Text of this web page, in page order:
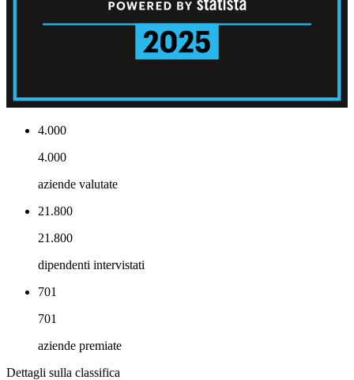
4.000
4.000
aziende valutate
21.800
21.800
dipendenti intervistati
701
701
aziende premiate
Dettagli sulla classifica